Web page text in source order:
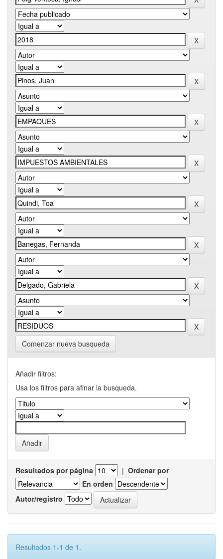
Comenzar nueva busqueda
Añadir filtros:
Usa los filtros para afinar la busqueda.
Resultados por página | Ordenar por
En orden
Autor/registro
Resultados 1-1 de 1.